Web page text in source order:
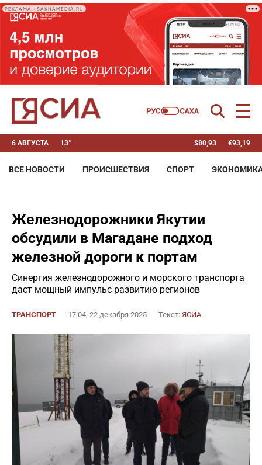
РЕКЛАМА • SAKHAMEDIA.RU
6 АВГУСТА 13° $80,93 €93,19
ВСЕ НОВОСТИ ПРОИСШЕСТВИЯ СПОРТ
Железнодорожники Якутии
обсудили в Магадане подход
железной дороги к портам
Синергия железнодорожного и морского транспорта
даст мощный импульс развитию регионов
ТРАНСПОРТ 17:04, 22 декабря 2025 Текст: ЯСИА